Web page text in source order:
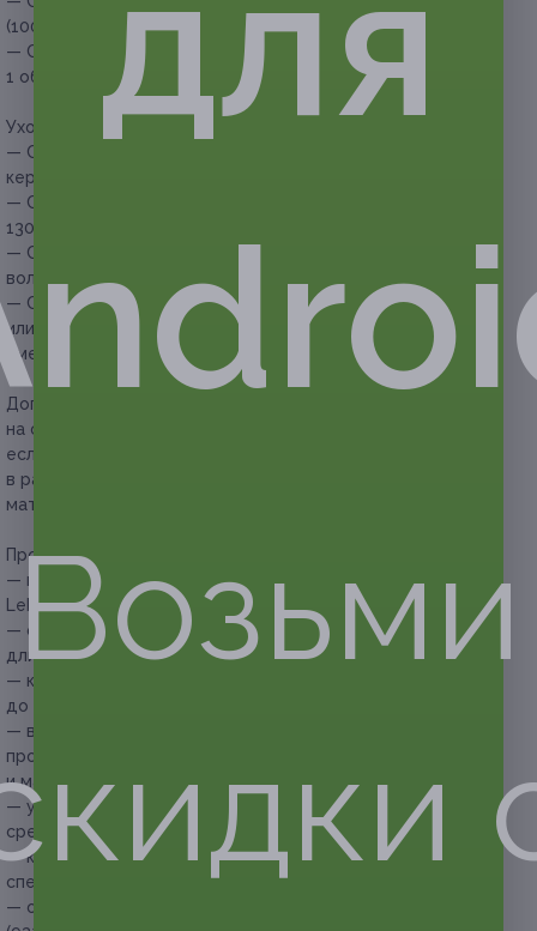
(1000 руб. вместо 2000 руб.)
— Скидка 51% на горячее кератиновое наращивание,
1 объем (2205 руб. вместо 4500 руб.)
Уход за волосами:
— Скидка 50% на восстановление волос: гидрасурс,
кератиндоз, ребонд (600 руб. вместо 1200 руб.)
— Скидка 50% на пилинг кожи головы (650 руб. вместо
1300 руб.)
— Скидка 50% на процедуру «Абсолютное счастье для
волос от Lebel» (1500 руб. вместо 3000 руб.)
— Скидка 55% на кератиновое выпрямление волос, ботокс
или нанопластику и подравнивание волос (1350 руб.
вместо 3000 руб.)
Дополнительно оплачивается на месте:
на окрашивание рассчитана на волосы длиной до плеч,
если длина волос ниже плеч, то необходима доплата
в размере 200 руб. за каждые 10 см волос за перерасход
материалов.
Прочие условия:
— в работе используются продукция марок: Biolage, Matrix,
Lebel;
— стоимость купонов на стрижку рассчитана на любую
длину волос;
— купоны на окрашивание и уход рассчитаны на длину
до плеч;
— в салоне работают мастера с большим опытом работы,
процедуры для волос выполняют мастера-универсалы
и мастера топ-категории;
— укладка волос осуществляется без применения
средств для укладки;
— купон не распространяется на другие
спецпредложения салона;
— обязательна предварительная запись по телефону +7
для
Возьми